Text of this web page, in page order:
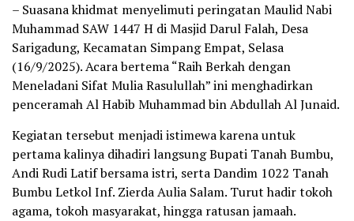
– Suasana khidmat menyelimuti peringatan Maulid Nabi
Muhammad SAW 1447 H di Masjid Darul Falah, Desa
Sarigadung, Kecamatan Simpang Empat, Selasa
(16/9/2025). Acara bertema “Raih Berkah dengan
Meneladani Sifat Mulia Rasulullah” ini menghadirkan
penceramah Al Habib Muhammad bin Abdullah Al Junaid.
Kegiatan tersebut menjadi istimewa karena untuk
pertama kalinya dihadiri langsung Bupati Tanah Bumbu,
Andi Rudi Latif bersama istri, serta Dandim 1022 Tanah
Bumbu Letkol Inf. Zierda Aulia Salam. Turut hadir tokoh
agama, tokoh masyarakat, hingga ratusan jamaah.